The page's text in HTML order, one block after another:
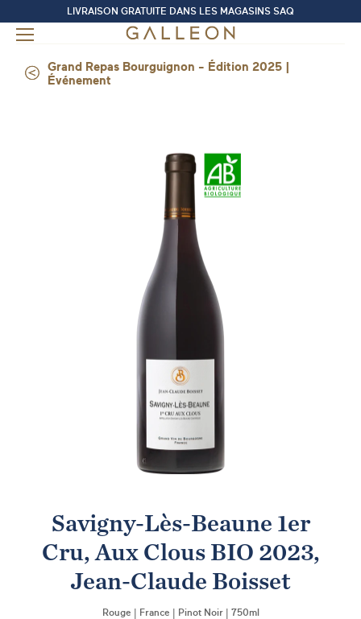
LIVRAISON GRATUITE DANS LES MAGASINS SAQ
Grand Repas Bourguignon - Édition 2025 |
Événement
Savigny-Lès-Beaune 1er
Cru, Aux Clous BIO 2023,
Jean-Claude Boisset
Rouge France Pinot Noir 750ml